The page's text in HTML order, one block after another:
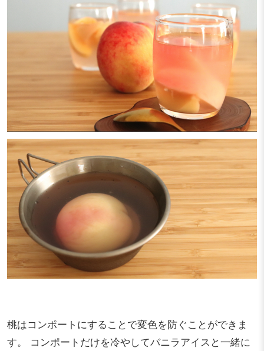
桃はコンポートにすることで変色を防ぐことができま
す。 コンポートだけを冷やしてバニラアイスと一緒に